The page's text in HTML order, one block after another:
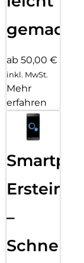
gemacht!
ab 50,00 €
inkl. MwSt.
Mehr
erfahren
–
Schnelle